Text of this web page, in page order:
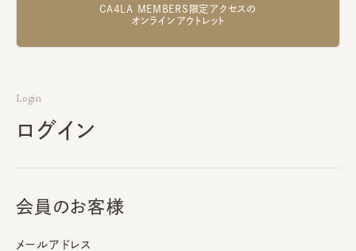
CA4LA MEMBERS限定アクセスの
オンラインアウトレット
Login
ログイン
会員のお客様
メールアドレス